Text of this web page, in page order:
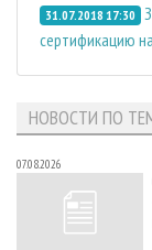
31.07.2018 17:30
сертификацию
НОВОСТИ ПО
07.08.2026